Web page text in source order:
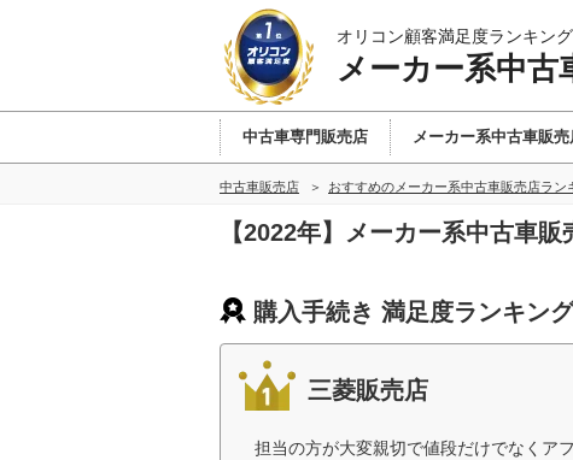
オリコン顧客満足度ランキング
メーカー系中古
中古車専門販売店 メーカー系中古車販売
中古車販売店 おすすめのメーカー系中古車販売店ラン
【2022年】メーカー系中古車
購入手続き 満足度ランキング
三菱販売店
担当の方が大変親切で値段だけでなくア